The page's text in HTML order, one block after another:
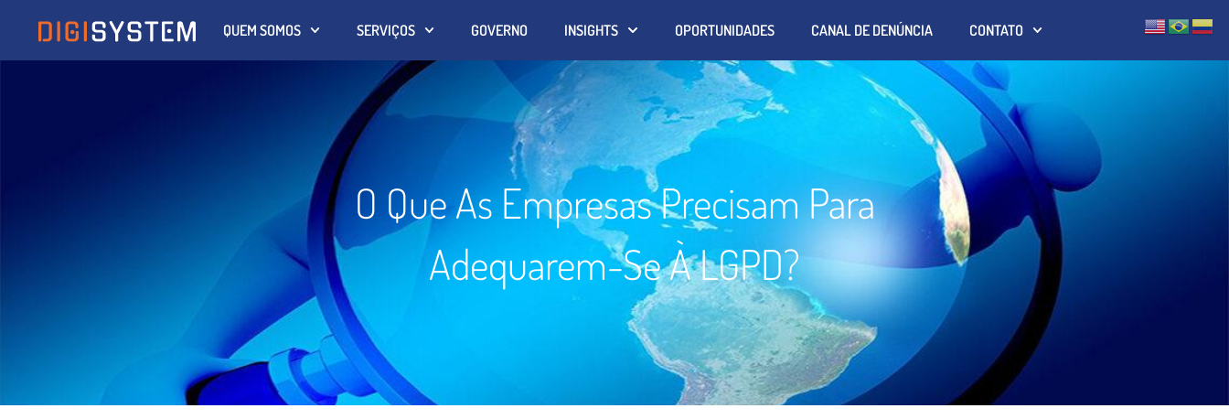
QUEM SOMOS SERVIÇOS GOVERNO INSIGHTS OPORTUNIDADES CANAL DE DENÚNCIA CONTATO
O Que As Empresas Precisam Para
Adequarem-Se À LGPD?